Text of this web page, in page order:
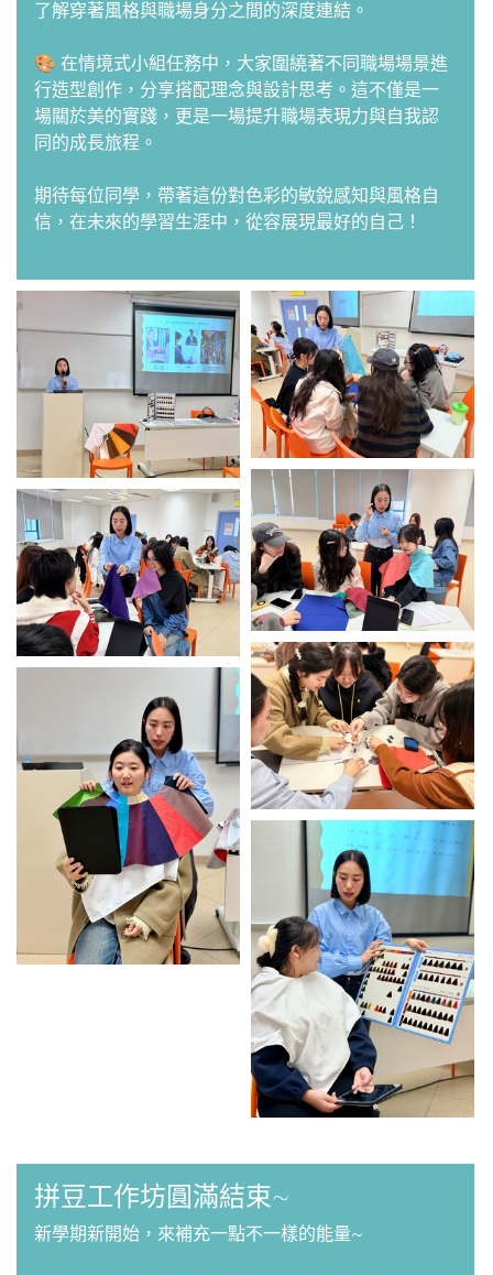
了解穿著風格與職場身分之間的深度連結。
🎨 在情境式小組任務中，大家圍繞著不同職場場景進
行造型創作，分享搭配理念與設計思考。這不僅是一
場關於美的實踐，更是一場提升職場表現力與自我認
同的成長旅程。
期待每位同學，帶著這份對色彩的敏銳感知與風格自
信，在未來的學習生涯中，從容展現最好的自己！
拼豆工作坊圓滿結束~
新學期新開始，來補充一點不一樣的能量~